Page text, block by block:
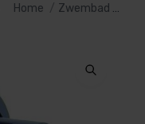
Home Zwembad